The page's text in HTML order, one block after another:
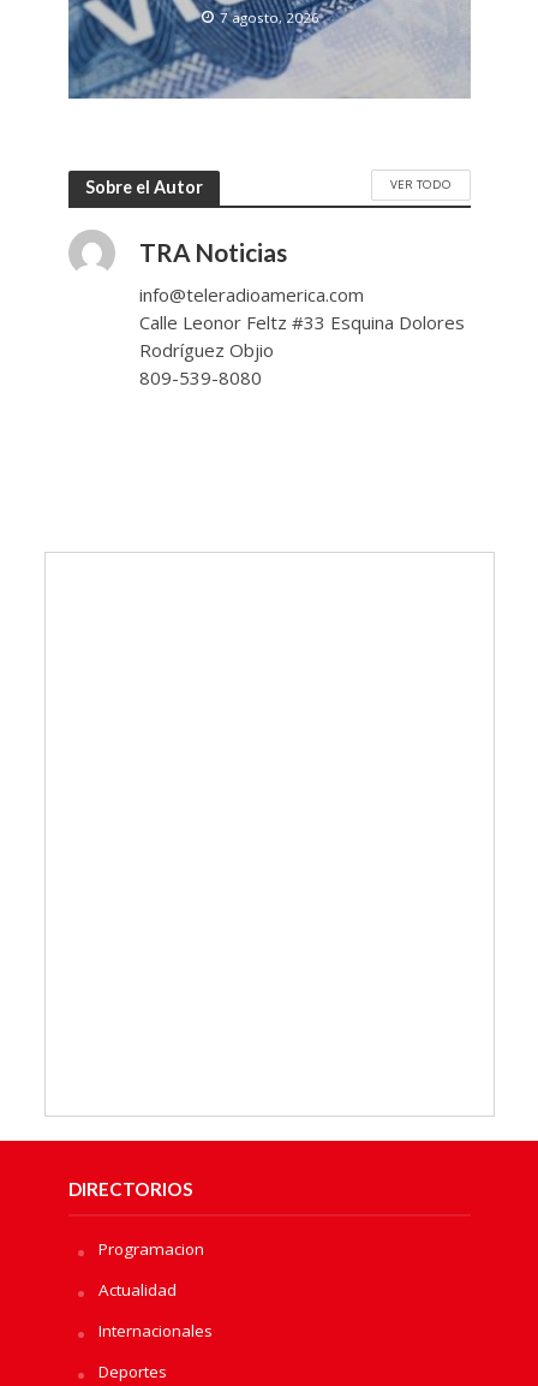
7 agosto, 2026
Sobre el Autor VER TODO
TRA Noticias
info@teleradioamerica.com
Calle Leonor Feltz #33 Esquina Dolores
Rodríguez Objio
809-539-8080
DIRECTORIOS
Programacion
Actualidad
Internacionales
Deportes